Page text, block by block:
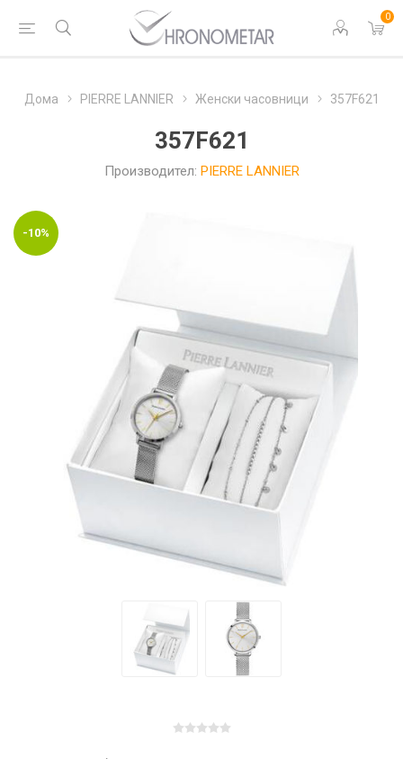
0
Дома PIERRE LANNIER Женски часовници 357F621
357F621
Производител: PIERRE LANNIER
-10%